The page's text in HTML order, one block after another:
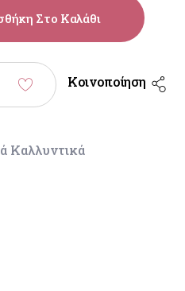
Στο Καλάθι
Κοινοποίηση
Καλλυντικά